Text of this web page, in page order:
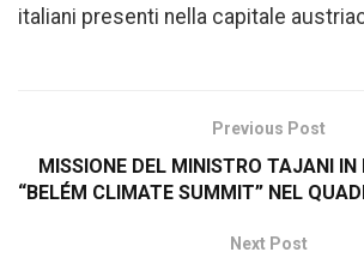
italiani presenti nella capitale
Previous Post
MISSIONE DEL MINISTRO TAJANI IN
“BELÉM CLIMATE SUMMIT” NEL
Next Post